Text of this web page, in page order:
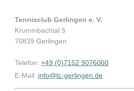
Tennisclub Gerlingen e. V.
Krummbachtal 5
70839 Gerlingen
Telefon: +49 (0)7152 9076060
E-Mail: info@tc-gerlingen.de